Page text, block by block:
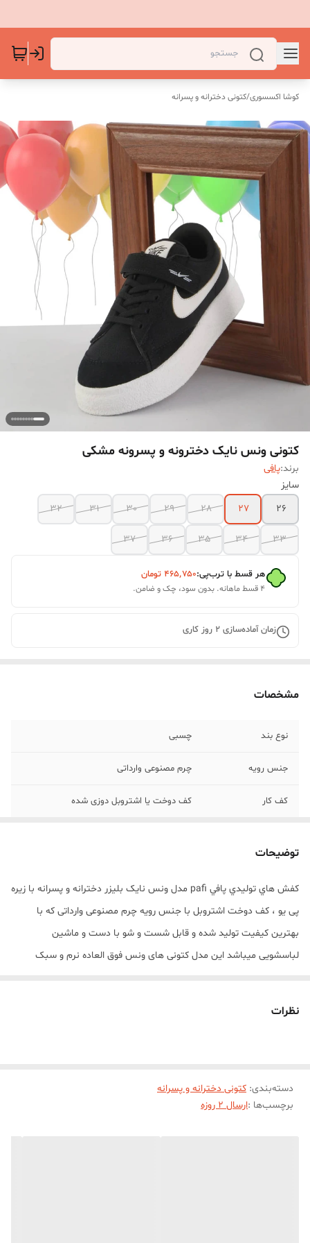
کوشا اکسسوری/کتونی دخترانه و پسرانه
کتونی ونس نایک دخترونه و پسرونه مشکی
برند:پافی
سایز
26
27
28
29
30
31
32
33
34
35
36
37
هر قسط با ترب‌پی:۴۶۵٬۷۵۰ تومان
۴ قسط ماهانه. بدون سود، چک و ضامن.
زمان آماده‌سازی 2 روز کاری
مشخصات
نوع بند چسبی
جنس رویه چرم مصنوعی وارداتی
کف کار کف دوخت یا اشتروبل دوزی شده
توضیحات
کفش هاي توليدي پافي pafi مدل ونس نایک بلیزر دخترانه و پسرانه با زیره
پی یو ، کف دوخت اشتروبل با جنس رویه چرم مصنوعی وارداتی که با
بهترين کيفيت توليد شده و قابل شست و شو با دست و ماشین
لباسشویی میباشد این مدل کتونی های ونس فوق العاده نرم و سبک
نظرات
دسته‌بندی: کتونی دخترانه و پسرانه
برچسب‌ها :ارسال 2 روزه